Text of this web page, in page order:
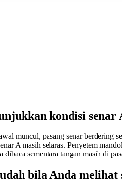
kondisi senar
muncul, pasang senar
A masih selaras. Penyetem
sementara tangan masih di
bila Anda melihat